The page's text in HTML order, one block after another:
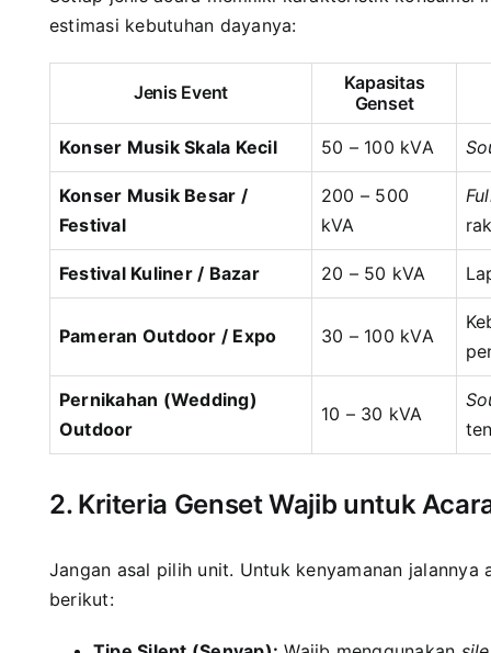
estimasi kebutuhan dayanya:
Jenis Event
Kapasitas
Genset
Konser Musik Skala Kecil
50 – 100 kVA
Konser Musik Besar /
Festival
200 – 500
kVA
Festival Kuliner / Bazar 20 – 50 kVA
Pameran Outdoor / Expo 30 – 100 kVA
Pernikahan (Wedding)
Outdoor
10 – 30 kVA
2. Kriteria Genset Wajib untuk
Jangan asal pilih unit. Untuk kenyamanan
berikut: